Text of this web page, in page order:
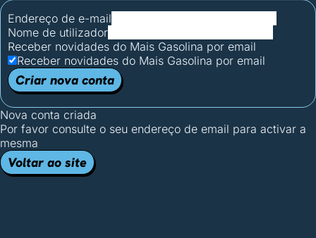
Endereço de e-mail
Nome de utilizador
Receber novidades do Mais Gasolina por email
Receber novidades do Mais Gasolina por email
Criar nova conta
Nova conta criada
Por favor consulte o seu endereço de email para activar a
mesma
Voltar ao site